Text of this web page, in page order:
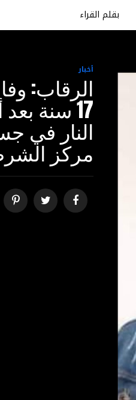
بقلم القراء
أخبار
الرقاب:
17 سنة
النار في
مركز